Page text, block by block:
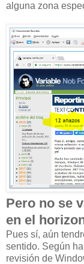
alguna zona
Pero no se
en el
Pues sí, aún
sentido. Según
revisión de